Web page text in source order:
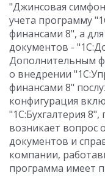
"Джинсовая
учета программу
финансами 8", а
документов -
Дополнительным
о внедрении
финансами 8"
конфигурация
"1С:Бухгалтерия
возникает вопрос
документов и
компании,
программа имеет